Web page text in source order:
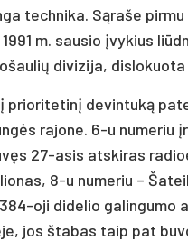
technika. Sąraše pirmu
m. sausio įvykius
divizija, dislokuota
prioritetinį devintuką
rajone. 6-u numeriu
27-asis atskiras
8-u numeriu –
oji didelio galingumo
jos štabas taip pat